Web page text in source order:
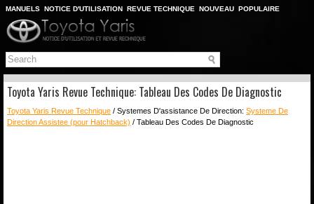
MANUELS NOTICE D'UTILISATION REVUE TECHNIQUE NOUVEAU POPULAIRE
PLAN DU SITE
CHERCHER
Toyota Yaris Revue Technique: Tableau Des Codes De Diagnostic
Toyota Yaris Revue Technique / Systemes D'assistance De Direction: Systeme De
Direction Assistee (pour Hatchback) / Tableau Des Codes De Diagnostic